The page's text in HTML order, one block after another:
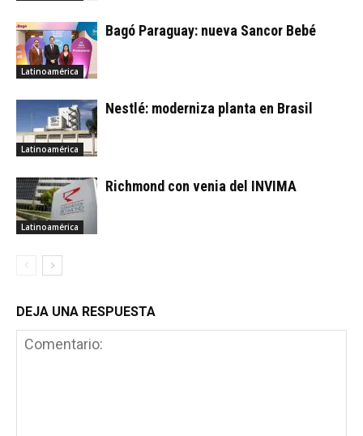
Latinoamérica
Bagó Paraguay: nueva Sancor Bebé
Latinoamérica
Nestlé: moderniza planta en Brasil
Latinoamérica
Richmond con venia del INVIMA
DEJA UNA RESPUESTA